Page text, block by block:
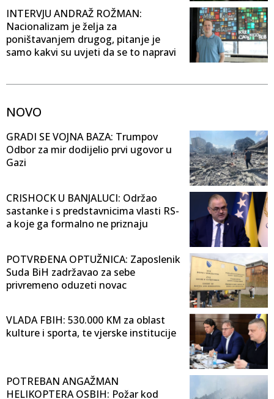
INTERVJU ANDRAŽ ROŽMAN:
Nacionalizam je želja za
poništavanjem drugog, pitanje je
samo kakvi su uvjeti da se to napravi
NOVO
GRADI SE VOJNA BAZA: Trumpov
Odbor za mir dodijelio prvi ugovor u
Gazi
CRISHOCK U BANJALUCI: Održao
sastanke i s predstavnicima vlasti RS-
a koje ga formalno ne priznaju
POTVRĐENA OPTUŽNICA: Zaposlenik
Suda BiH zadržavao za sebe
privremeno oduzeti novac
VLADA FBIH: 530.000 KM za oblast
kulture i sporta, te vjerske institucije
POTREBAN ANGAŽMAN
HELIKOPTERA OSBIH: Požar kod